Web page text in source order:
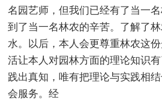
名园艺师，但我们已经有了当一
到了当一名林农的辛苦。了解了
水。以后，本人会更尊重林农这
活让本人对园林方面的理论知识
践出真知，唯有把理论与实践相
会服务。经